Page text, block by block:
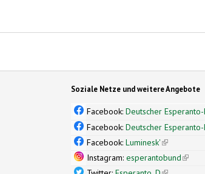
Soziale Netze und weitere Angebote
Facebook:Deutscher Esperanto-
Facebook:Deutscher
Facebook:Luminesk'(link is
Instagram:esperantobund(link